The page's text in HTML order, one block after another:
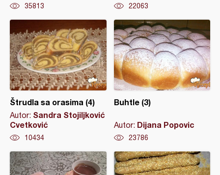
35813 22063
Štrudla sa orasima (4)
Autor: Sandra Stojiljković
Cvetković
10434
Buhtle (3)
Autor: Dijana Popovic
23786